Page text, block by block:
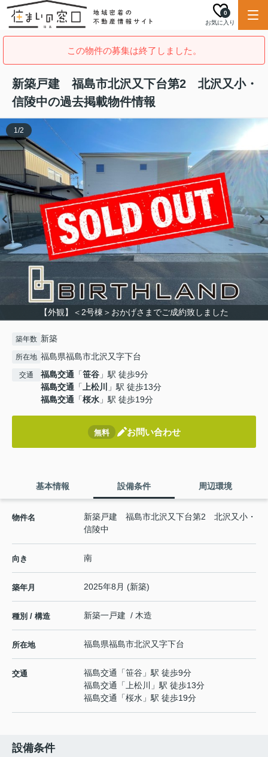
お気に入り
0
この物件の募集は終了しました。
新築戸建 福島市北沢又下台第2 北沢又小・
信陵中の過去掲載物件情報
【外観】＜2号棟＞おかげさまでご成約致しました
1/2
築年数 新築
所在地 福島県福島市北沢又字下台
交通 福島交通 「笹谷 」駅 徒歩9分
福島交通 「上松川
」駅 徒歩13分
福島交通 「桜水 」駅 徒歩19分
無料 お問い合わせ
基本情報 設備条件 周辺環境
物件名
新築戸建 福島市北沢又下台第2 北沢又小・
信陵中
向き 南
築年月 2025年8月 (新築)
種別 / 構造 新築一戸建 / 木造
所在地 福島県福島市北沢又字下台
交通 福島交通 「笹谷 」駅 徒歩9分
福島交通
「上松川
」駅 徒歩13分
福島交通
「桜水 」駅 徒歩19分
設備条件